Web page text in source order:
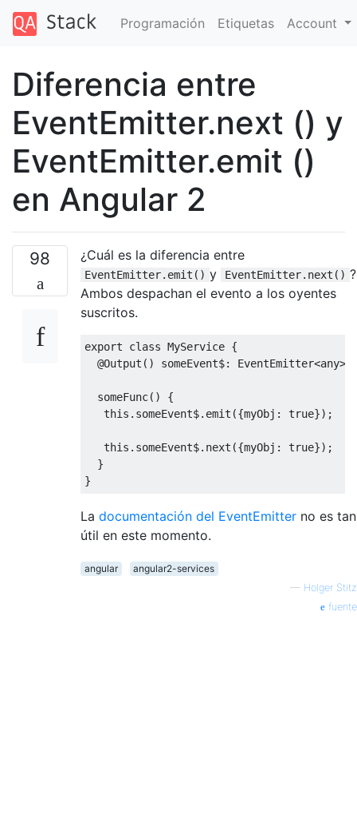
Programación Etiquetas Account
Diferencia entre
EventEmitter.next () y
EventEmitter.emit ()
en Angular 2
98 ¿Cuál es la diferencia entre
EventEmitter.emit() y EventEmitter.next() ?
Ambos despachan el evento a los oyentes
suscritos.
export class MyService {
@Output () someEvent$: EventEmitter<any>
  someFunc
()
{
this . someEvent$. emit ({myObj : true});
this . someEvent$. next ({myObj : true});
}
}
La documentación del EventEmitter no es tan
útil en este momento.
angular
angular2-services
— Holger Stitz
fuente